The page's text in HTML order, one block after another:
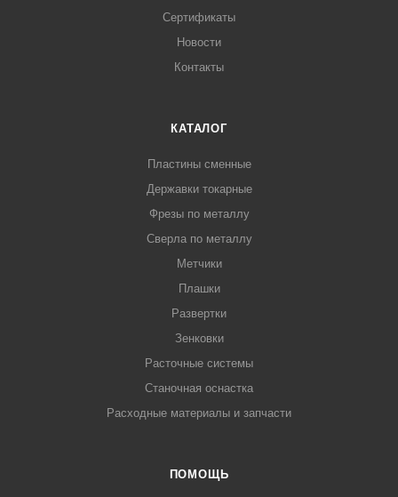
Сертификаты
Новости
Контакты
КАТАЛОГ
Пластины сменные
Державки токарные
Фрезы по металлу
Сверла по металлу
Метчики
Плашки
Развертки
Зенковки
Расточные системы
Станочная оснастка
Расходные материалы и запчасти
ПОМОЩЬ